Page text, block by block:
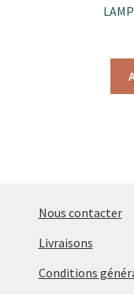
Nous contacter
Livraisons
Conditions